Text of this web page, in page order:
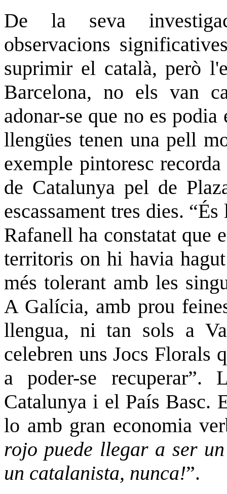
De la seva
observacions
suprimir el català, però
Barcelona, no els van
adonar-se que no es
llengües tenen una pell
exemple pintoresc
de Catalunya pel de
escassament tres dies.
Rafanell ha constatat que
territoris on hi havia
més tolerant amb les
A Galícia, amb prou
llengua, ni tan sols a
celebren uns Jocs Florals
a poder-se recuperar”.
Catalunya i el País Basc.
lo amb gran economia
rojo puede llegar a ser
un catalanista, nunca!”.